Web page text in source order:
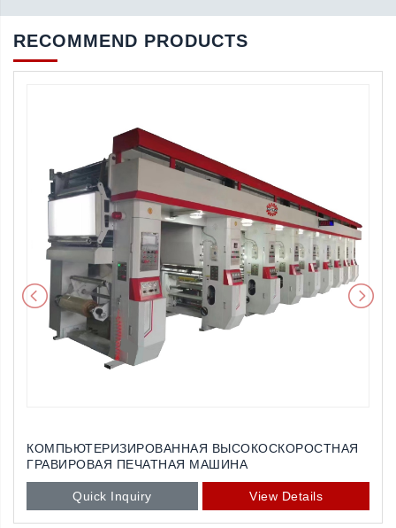
RECOMMEND PRODUCTS
КОМПЬЮТЕРИЗИРОВАННАЯ ВЫСОКОСКОРОСТНАЯ
ГРАВИРОВАЯ ПЕЧАТНАЯ МАШИНА
Quick Inquiry View Details